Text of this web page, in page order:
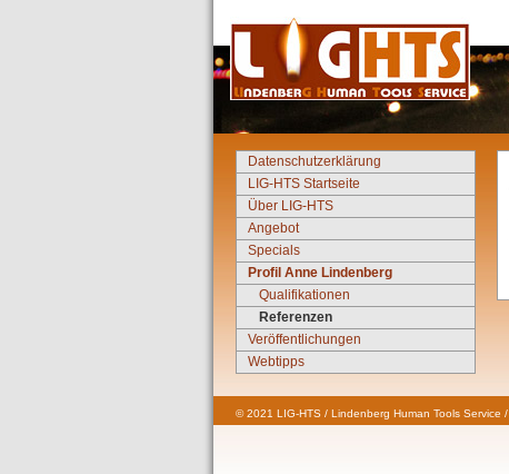
Datenschutzerklärung
LIG-HTS Startseite
Über LIG-HTS
Angebot
Specials
Profil Anne Lindenberg
Qualifikationen
Referenzen
Veröffentlichungen
Webtipps
© 2021 LIG-HTS / Lindenberg Human Tools Service